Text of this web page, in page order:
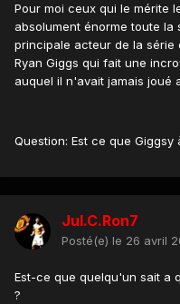
Pour moi ceux qui le mérite
absolument énorme toute la
principale acteur de la série
Ryan Giggs qui fait une
auquel il n'avait jamais joué
Question: Est ce que
Jul.C.Ron7
Posté(e) le 26 avril
Est-ce que quelqu'un sait a
?